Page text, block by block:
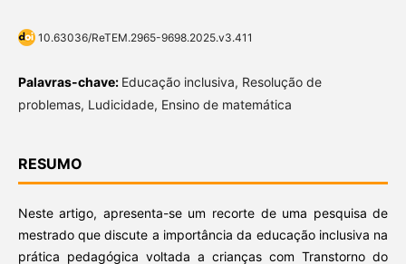
10.63036/ReTEM.2965-9698.2025.v3.411
Palavras-chave: Educação inclusiva, Resolução de
problemas, Ludicidade, Ensino de matemática
RESUMO
Neste artigo, apresenta-se um recorte de uma pesquisa de
mestrado que discute a importância da educação inclusiva na
prática pedagógica voltada a crianças com Transtorno do